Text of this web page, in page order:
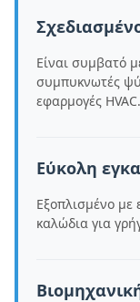
Είναι συμβατό
συμπυκνωτές
εφαρμογές HVAC.
Εύκολη
Εξοπλισμένο με
καλώδια για